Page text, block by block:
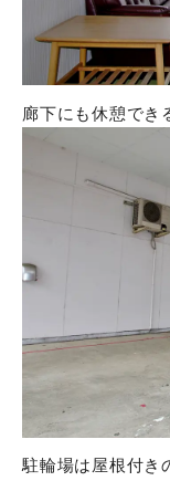
廊下にも休憩でき
駐輪場は屋根付き